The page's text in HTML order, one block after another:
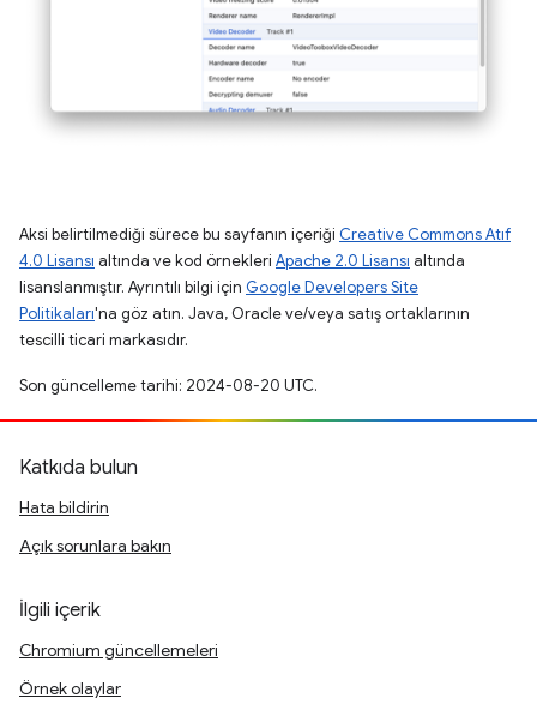
Aksi belirtilmediği sürece bu sayfanın içeriği Creative Commons Atıf
4.0 Lisansı altında ve kod örnekleri Apache 2.0 Lisansı altında
lisanslanmıştır. Ayrıntılı bilgi için Google Developers Site
Politikaları'na göz atın. Java, Oracle ve/veya satış ortaklarının
tescilli ticari markasıdır.
Son güncelleme tarihi: 2024-08-20 UTC.
Katkıda bulun
Hata bildirin
Açık sorunlara bakın
İlgili içerik
Chromium güncellemeleri
Örnek olaylar